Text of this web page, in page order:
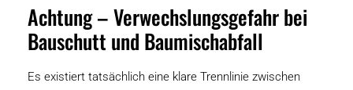
Achtung – Verwechslungsgefahr bei
Bauschutt und Baumischabfall
Es existiert tatsächlich eine klare Trennlinie zwischen